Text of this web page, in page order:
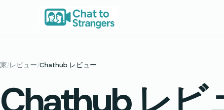
キ
プ
家/レビュー/Chathub レビュー